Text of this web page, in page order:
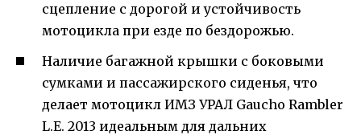
сцепление с дорогой и устойчивость
мотоцикла при езде по бездорожью.
Наличие багажной крышки с боковыми
сумками и пассажирского сиденья, что
делает мотоцикл ИМЗ УРАЛ Gaucho Rambler
L.E. 2013 идеальным для дальних